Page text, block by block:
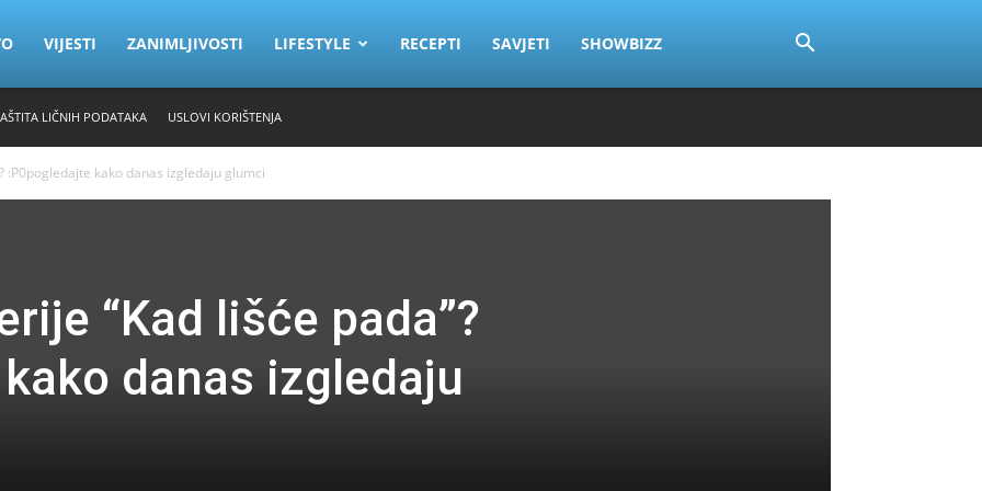
VIJESTI ZANIMLJIVOSTI LIFESTYLE RECEPTI SAVJETI SHOWBIZZ
LIČNIH PODATAKA USLOVI KORIŠTENJA
:P0pogledajte kako danas izgledaju glumci
“Kad lišće pada”?
danas izgledaju